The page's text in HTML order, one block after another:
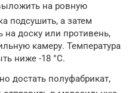
на ровную
подсушить, а затем
на доску или противень,
камеру. Температура
ниже -18 °C.
достать полуфабрикат,